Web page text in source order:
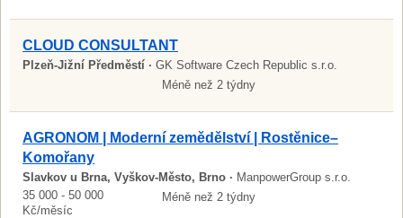
CLOUD CONSULTANT
Plzeň-Jižní Předměstí · GK Software Czech Republic s.r.o.
Méně než 2 týdny
AGRONOM | Moderní zemědělství | Rostěnice–
Komořany
Slavkov u Brna, Vyškov-Město, Brno · ManpowerGroup s.r.o.
35 000 - 50 000
Kč/měsíc
Méně než 2 týdny